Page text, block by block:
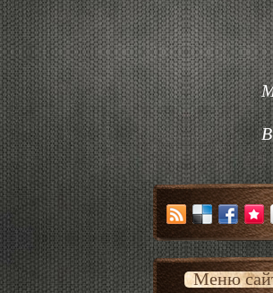
Меню